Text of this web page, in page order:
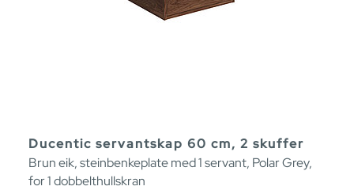
Ducentic servantskap 60 cm, 2 skuffer
Brun eik, steinbenkeplate med 1 servant, Polar Grey,
for 1 dobbelthullskran